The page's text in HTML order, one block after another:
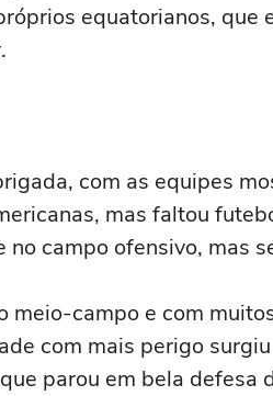
equatorianos, que
com as equipes
mas faltou
campo ofensivo, mas
meio-campo e com
com mais perigo
parou em bela defesa